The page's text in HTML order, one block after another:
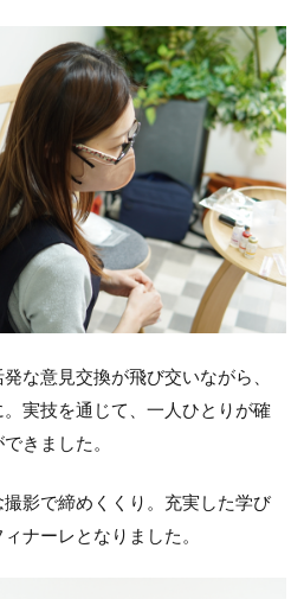
な意見交換が飛び交いながら、
実技を通じて、一人ひとりが確
きました。
影で締めくくり。充実した学び
ナーレとなりました。